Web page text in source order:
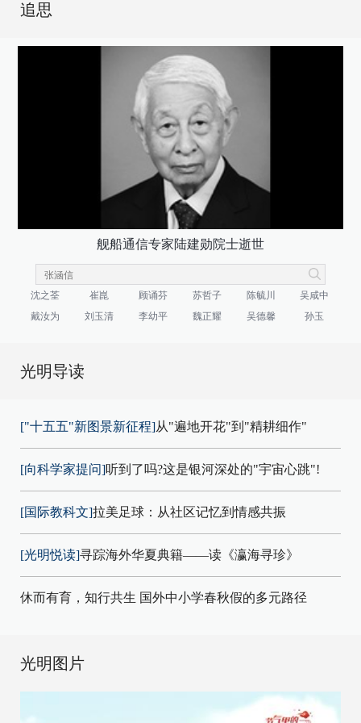
追思
舰船通信专家陆建勋院士逝世
沈之荃 崔崑 顾诵芬 苏哲子 陈毓川
吴咸中
戴汝为
刘玉清 李幼平 魏正耀 吴德馨 孙玉
光明导读
["十五五"新图景新征程]从"遍地开花"到"精耕细作"
[向科学家提问]听到了吗?这是银河深处的"宇宙心跳"!
[国际教科文]拉美足球：从社区记忆到情感共振
[光明悦读]寻踪海外华夏典籍——读《瀛海寻珍》
休而有育，知行共生 国外中小学春秋假的多元路径
光明图片